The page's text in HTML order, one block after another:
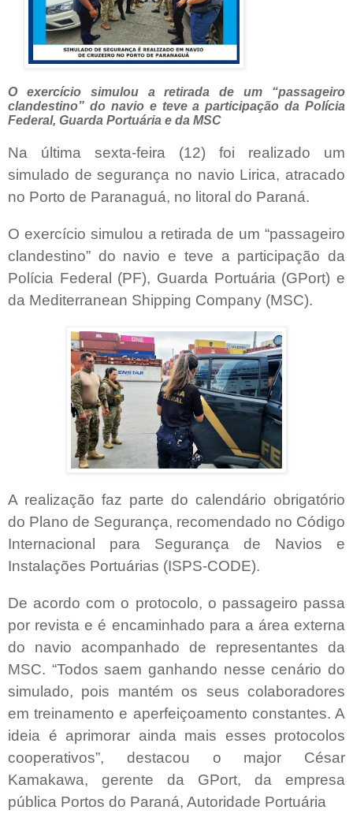
O exercício simulou a retirada de um “passageiro
clandestino” do navio e teve a participação da Polícia
Federal, Guarda Portuária e da MSC
Na última sexta-feira (12) foi realizado um
simulado de segurança no navio Lirica, atracado
no Porto de Paranaguá, no litoral do Paraná.
O exercício simulou a retirada de um “passageiro
clandestino” do navio e teve a participação da
Polícia Federal (PF), Guarda Portuária (GPort) e
da Mediterranean Shipping Company (MSC).
A realização faz parte do calendário obrigatório
do Plano de Segurança, recomendado no Código
Internacional para Segurança de Navios e
Instalações Portuárias (ISPS-CODE).
De acordo com o protocolo, o passageiro passa
por revista e é encaminhado para a área externa
do navio acompanhado de representantes da
MSC. “Todos saem ganhando nesse cenário do
simulado, pois mantém os seus colaboradores
em treinamento e aperfeiçoamento constantes. A
ideia é aprimorar ainda mais esses protocolos
cooperativos”, destacou o major César
Kamakawa, gerente da GPort, da empresa
pública Portos do Paraná, Autoridade Portuária